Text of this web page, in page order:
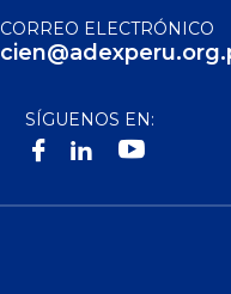
CORREO ELECTRÓNICO
SÍGUENOS EN: